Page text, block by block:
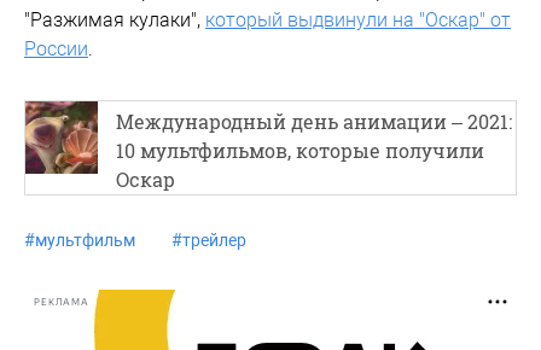
"Разжимая кулаки", который выдвинули на "Оскар" от
России.
Международный день анимации – 2021:
10 мультфильмов, которые получили
Оскар
#мультфильм #трейлер
РЕКЛАМА